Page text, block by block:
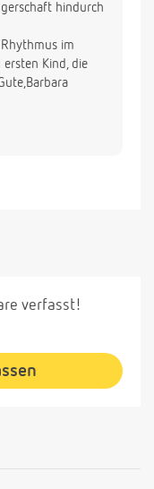
hindurch
im
Kind, die
verfasst!